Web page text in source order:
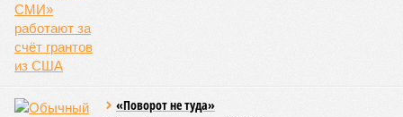
«Поворот не туда»